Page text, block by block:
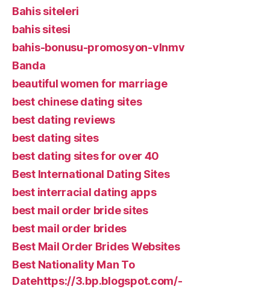
Bahis siteleri
bahis sitesi
bahis-bonusu-promosyon-vlnmv
Banda
beautiful women for marriage
best chinese dating sites
best dating reviews
best dating sites
best dating sites for over 40
Best International Dating Sites
best interracial dating apps
best mail order bride sites
best mail order brides
Best Mail Order Brides Websites
Best Nationality Man To
Datehttps://3.bp.blogspot.com/-